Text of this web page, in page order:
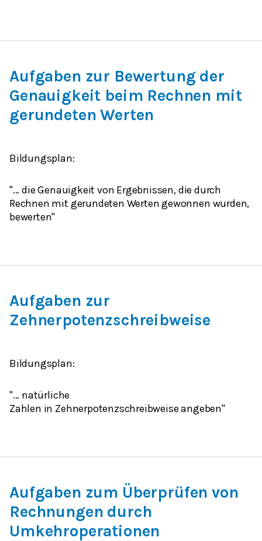
Aufgaben zur Bewertung der
Genauigkeit beim Rechnen mit
gerundeten Werten
Bildungsplan:
"... die Genauigkeit von Ergebnissen, die durch
Rechnen mit gerundeten Werten gewonnen wurden,
bewerten"
Aufgaben zur
Zehnerpotenzschreibweise
Bildungsplan:
"... natürliche
Zahlen in Zehnerpotenzschreibweiseangeben"
Aufgaben zum Überprüfen von
Rechnungen durch
Umkehroperationen